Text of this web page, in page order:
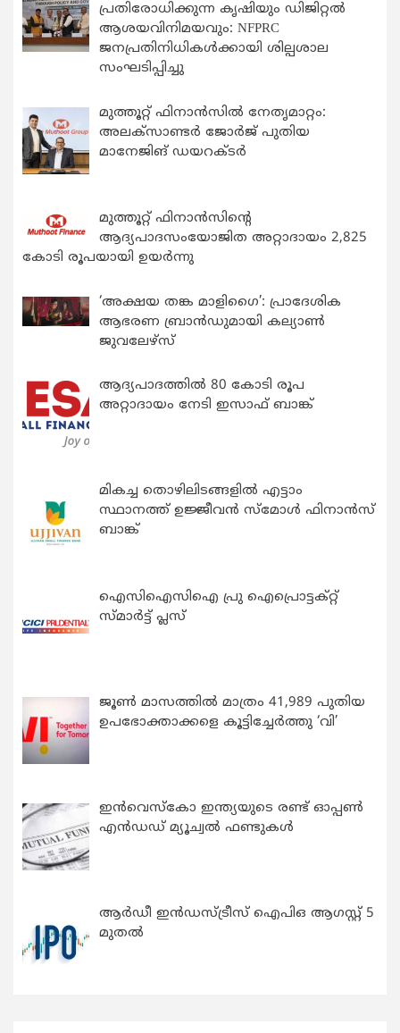
പ്രതിരോധിക്കുന്ന കൃഷിയും ഡിജിറ്റൽ
ആശയവിനിമയവും: NFPRC
ജനപ്രതിനിധികൾക്കായി ശില്പശാല
സംഘടിപ്പിച്ചു
മുത്തൂറ്റ് ഫിനാൻസിൽ നേതൃമാറ്റം:
അലക്സാണ്ടർ ജോർജ് പുതിയ
മാനേജിങ് ഡയറക്ടർ
മുത്തൂറ്റ് ഫിനാൻസിന്റെ
ആദ്യപാദസംയോജിത അറ്റാദായം 2,825
കോടി രൂപയായി ഉയർന്നു
‘അക്ഷയ തങ്ക മാളിഗൈ’: പ്രാദേശിക
ആഭരണ ബ്രാന്‍ഡുമായി കല്യാണ്‍
ജുവലേഴ്‌സ്
ആദ്യപാദത്തിൽ 80 കോടി രൂപ
അറ്റാദായം നേടി ഇസാഫ് ബാങ്ക്
മികച്ച തൊഴിലിടങ്ങളിൽ എട്ടാം
സ്ഥാനത്ത് ഉജ്ജീവൻ സ്മോൾ ഫിനാൻസ്
ബാങ്ക്
ഐസിഐസിഐ പ്രു ഐപ്രൊട്ടക്റ്റ്
സ്മാർട്ട് പ്ലസ്
ജൂൺ മാസത്തിൽ മാത്രം 41,989 പുതിയ
ഉപഭോക്താക്കളെ കൂട്ടിച്ചേർത്തു ‘വി’
ഇന്‍വെസ്കോ ഇന്ത്യയുടെ രണ്ട് ഓപ്പണ്‍
എന്‍ഡഡ് മ്യൂച്വല്‍ ഫണ്ടുകള്‍
ആർഡീ ഇൻഡസ്ട്രീസ് ഐപിഒ ആഗസ്റ്റ് 5
മുതൽ